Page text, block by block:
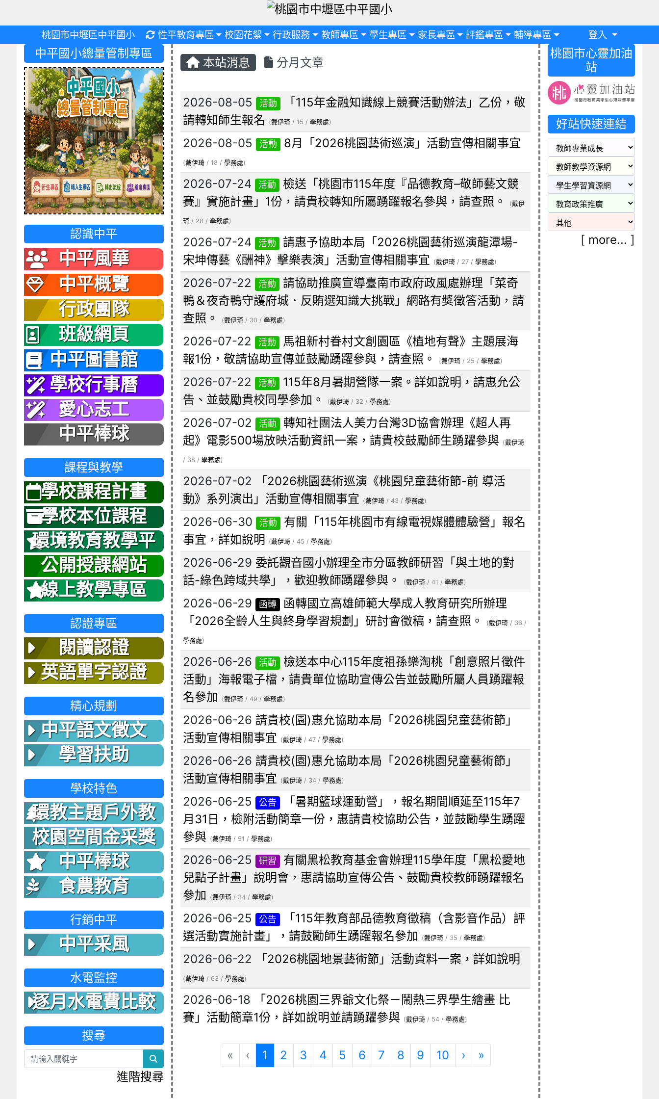
桃園市中壢區中平國小 重新取得佈景設定
性平教育專區 校園花絮 行政服務 教師專區 學生專區 家長專區 評鑑專區 輔導專區 登入
本站消息 分月文章
文章列表
2026-08-05 活動
「115年金融知識線上競賽活動辦法」乙份，敬
請轉知師生報名
(戴伊琦/ 15 / 學務處)
2026-08-05 活動 8月「2026桃園藝術巡演」活動宣傳相關事宜
(戴伊琦/ 18 / 學務處)
2026-07-24 活動
檢送「桃園市115年度『品德教育–敬師藝文競
賽』實施計畫」1份，請貴校轉知所屬踴躍報名參與，請查照。
(戴伊
琦/ 28 / 學務處)
2026-07-24 活動
請惠予協助本局「2026桃園藝術巡演龍潭場-
宋坤傳藝《酬神》擊樂表演」活動宣傳相關事宜
(戴伊琦/ 27 / 學務處)
2026-07-22 活動
請協助推廣宣導臺南市政府政風處辦理「菜奇
鴨＆夜奇鴨守護府城．反賄選知識大挑戰」網路有獎徵答活動，請
查照。
(戴伊琦/ 30 / 學務處)
2026-07-22 活動
馬祖新村眷村文創園區《植地有聲》主題展海
報1份，敬請協助宣傳並鼓勵踴躍參與，請查照。
(戴伊琦/ 25 / 學務處)
2026-07-22 活動
115年8月暑期營隊一案。詳如說明，請惠允公
告、並鼓勵貴校同學參加。
(戴伊琦/ 32 / 學務處)
2026-07-02 活動
轉知社團法人美力台灣3D協會辦理《超人再
起》電影500場放映活動資訊一案，請貴校鼓勵師生踴躍參與 (戴伊琦
/ 38 / 學務處)
2026-07-02
「2026桃園藝術巡演《桃園兒童藝術節-前 導活
動》系列演出」活動宣傳相關事宜
(戴伊琦/ 43 / 學務處)
2026-06-30 活動
有關「115年桃園市有線電視媒體體驗營」報名
事宜，詳如說明
(戴伊琦/ 45 / 學務處)
2026-06-29 委託觀音國小辦理全市分區教師研習「與土地的對
話-綠色跨域共學」，歡迎教師踴躍參與。
(戴伊琦/ 41 / 學務處)
2026-06-29 函轉
函轉國立高雄師範大學成人教育研究所辦理
「2026全齡人生與終身學習規劃」研討會徵稿，請查照。
(戴伊琦/ 36 /
學務處)
2026-06-26 活動
檢送本中心115年度祖孫樂淘桃「創意照片徵件
活動」海報電子檔，請貴單位協助宣傳公告並鼓勵所屬人員踴躍報
名參加
(戴伊琦/ 49 / 學務處)
2026-06-26 請貴校(園)惠允協助本局「2026桃園兒童藝術節」
活動宣傳相關事宜
(戴伊琦/ 47 / 學務處)
2026-06-26 請貴校(園)惠允協助本局「2026桃園兒童藝術節」
活動宣傳相關事宜
(戴伊琦/ 34 / 學務處)
2026-06-25 公告
「暑期籃球運動營」，報名期間順延至115年7
月31日，檢附活動簡章一份，惠請貴校協助公告，並鼓勵學生踴躍
參與 (戴伊琦/ 51 / 學務處)
2026-06-25 研習
有關黑松教育基金會辦理115學年度「黑松愛地
兒點子計畫」說明會，惠請協助宣傳公告、鼓勵貴校教師踴躍報名
參加
(戴伊琦/ 34 / 學務處)
2026-06-25 公告
「115年教育部品德教育徵稿（含影音作品）評
選活動實施計畫」，請鼓勵師生踴躍報名參加
(戴伊琦/ 35 / 學務處)
2026-06-22 「2026桃園地景藝術節」活動資料一案，詳如說明
(戴伊琦/ 63 / 學務處)
2026-06-18
「2026桃園三界爺文化祭－鬧熱三界學生繪畫 比
賽」活動簡章1份，詳如說明並請踴躍參與 (戴伊琦/ 54 / 學務處)
« ‹ 1 (目前頁次)
2 3 4 5 6 7 8 9 10 › 下一頁
»
中平國小總量管制專區
認識中平
中平風華
中平概覽
行政團隊
班級網頁
中平圖書館
學校行事曆
愛心志工
中平棒球
課程與教學
學校課程計畫
學校本位課程
環境教育教學平
台
公開授課網站
線上教學專區
認證專區
閱讀認證
英語單字認證
精心規劃
中平語文徵文
學習扶助
學校特色
環教主題戶外教
室
校園空間金采獎
中平棒球
食農教育
行銷中平
中平采風
水電監控
逐月水電費比較
表
搜尋
search
進階搜尋
桃園市心靈加油
站
好站快速連結
[ more... ]